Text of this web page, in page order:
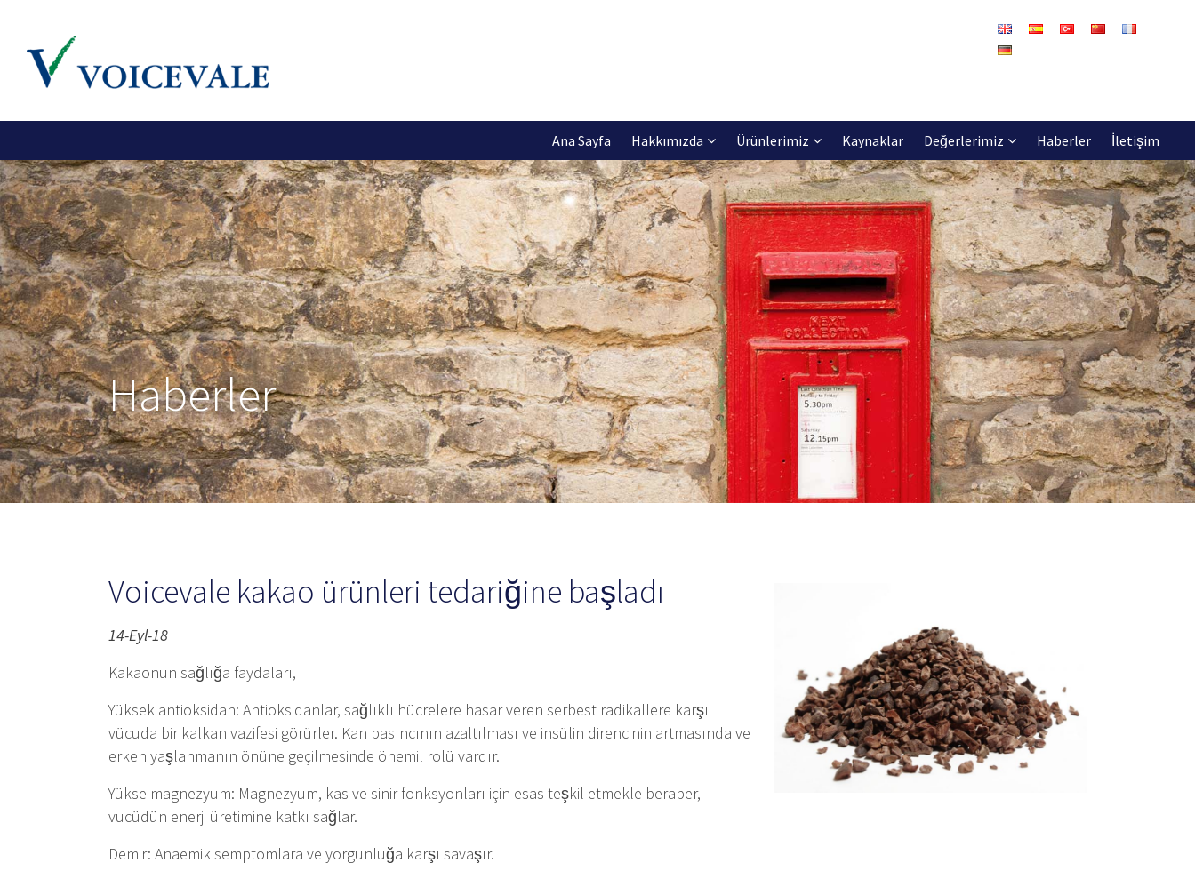
Ana Sayfa Hakkımızda Ürünlerimiz Kaynaklar Değerlerimiz Haberler İletişim
Haberler
Voicevale kakao ürünleri tedariğine başladı
14-Eyl-18
Kakaonun sağlığa faydaları,
Yüksek antioksidan: Antioksidanlar, sağlıklı hücrelere hasar veren serbest radikallere karşı
vücuda bir kalkan vazifesi görürler. Kan basıncının azaltılması ve insülin direncinin artmasında ve
erken yaşlanmanın önüne geçilmesinde önemil rolü vardır.
Yükse magnezyum: Magnezyum, kas ve sinir fonksyonları için esas teşkil etmekle beraber,
vucüdün enerji üretimine katkı sağlar.
Demir: Anaemik semptomlara ve yorgunluğa karşı savaşır.